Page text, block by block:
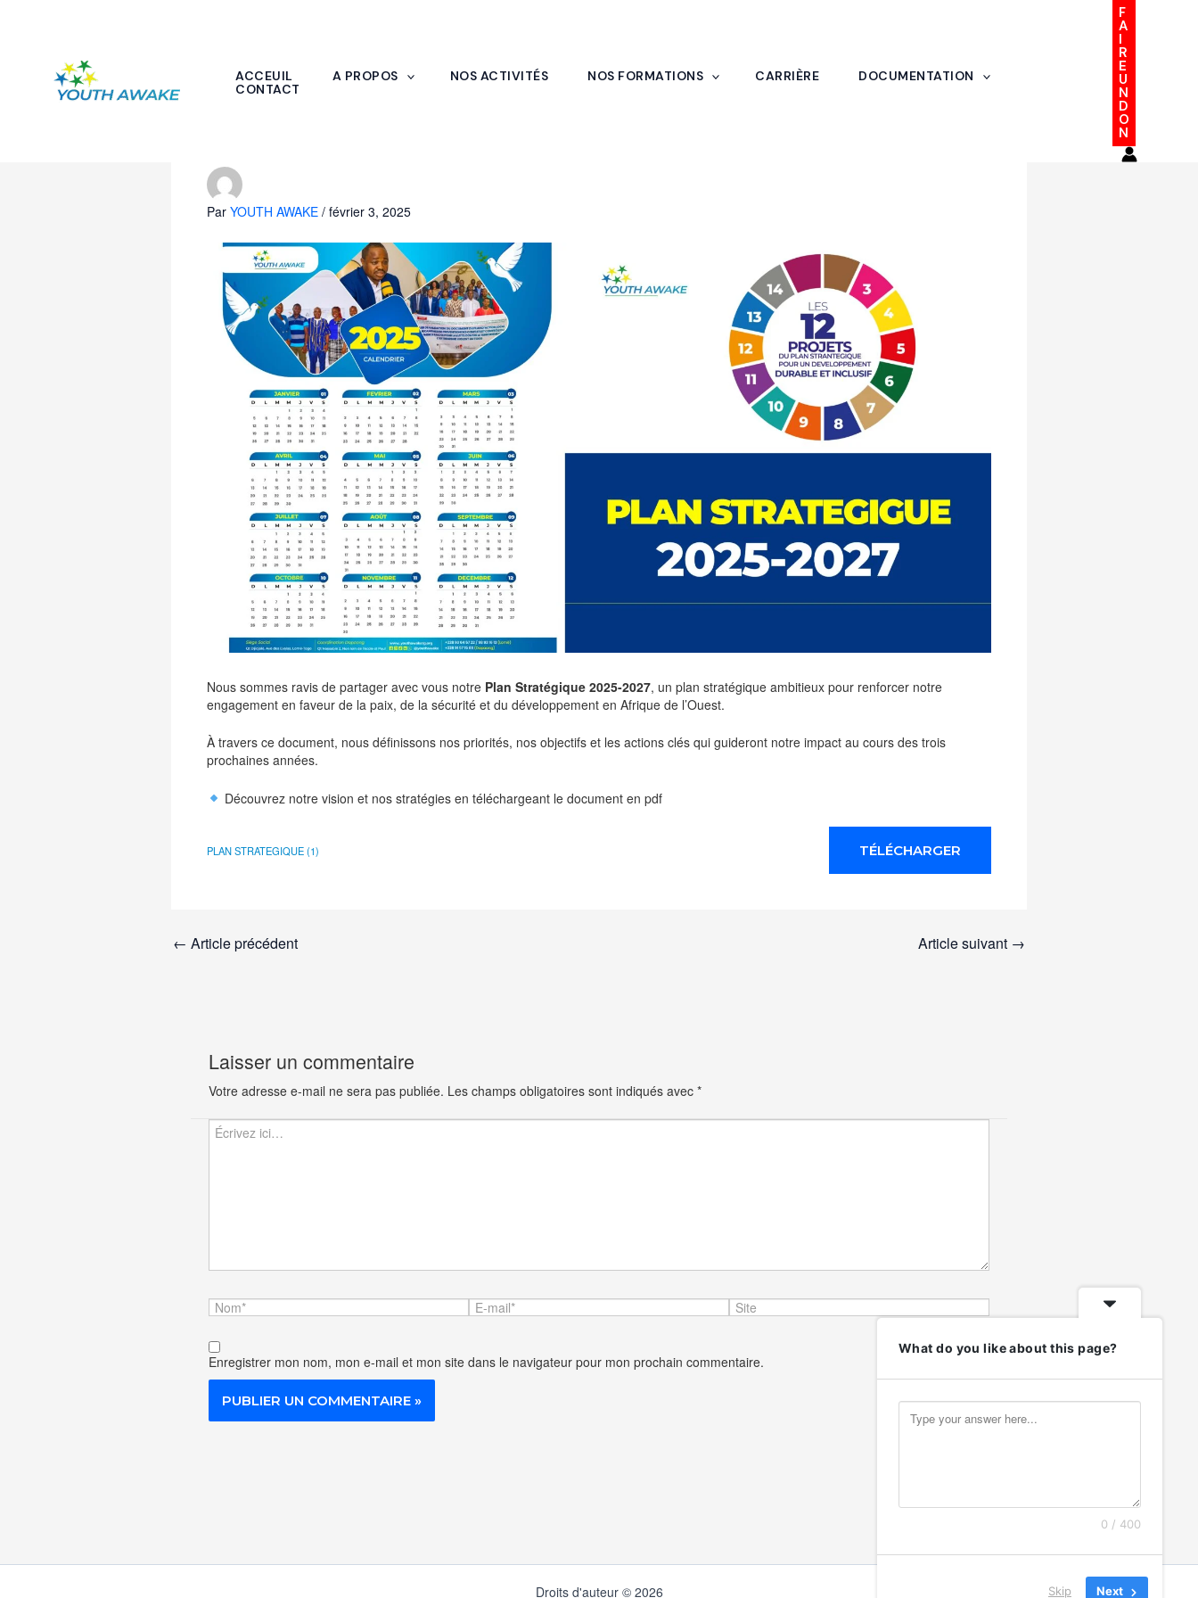
ACCEUIL A PROPOS NOS ACTIVITÉS NOS FORMATIONS CARRIÈRE
DOCUMENTATION
CONTACT
F
A
I
R
E
U
N
D
O
N
Par YOUTH AWAKE / février 3, 2025
Nous sommes ravis de partager avec vous notre Plan Stratégique 2025-2027, un plan stratégique ambitieux pour renforcer notre
engagement en faveur de la paix, de la sécurité et du développement en Afrique de l’Ouest.
À travers ce document, nous définissons nos priorités, nos objectifs et les actions clés qui guideront notre impact au cours des trois
prochaines années.
Découvrez notre vision et nos stratégies en téléchargeant le document en pdf
PLAN STRATEGIQUE (1) TÉLÉCHARGER
← Article précédent Article suivant →
Laisser un commentaire
Votre adresse e-mail ne sera pas publiée. Les champs obligatoires sont indiqués avec *
Écrivez
Nom*
E-
Site
Enregistrer mon nom, mon e-mail et mon site dans le navigateur pour mon prochain commentaire.
Droits d'auteur © 2026
What do you like about this page?
0 / 400
Skip Next